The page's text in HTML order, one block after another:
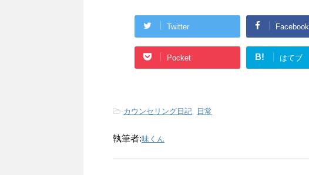
Twitter Facebook
Pocket B! はてブ
-カウンセリング日記, 日常
執筆者:味くん